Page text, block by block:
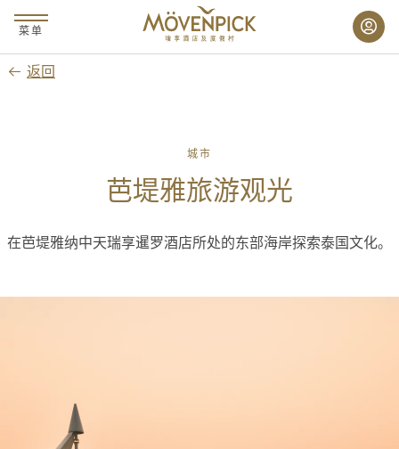
主
要
菜单
返回
城市
芭堤雅旅游观光
在芭堤雅纳中天瑞享暹罗酒店所处的东部海岸探索泰国文化。